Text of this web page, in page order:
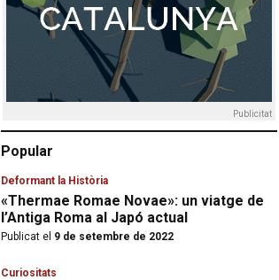
Publicitat
Popular
Deformant la Història
«Thermae Romae Novae»: un viatge de
l’Antiga Roma al Japó actual
Publicat el 9 de setembre de 2022
Curiositats